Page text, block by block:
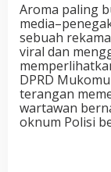
Aroma paling
sebuah
viral dan
DPRD
terangan
wartawan
oknum Polisi